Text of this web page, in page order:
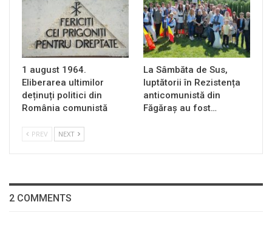
1 august 1964.
Eliberarea ultimilor
deținuți politici din
România comunistă
La Sâmbăta de Sus,
luptătorii în Rezistența
anticomunistă din
Făgăraș au fost…
PREV NEXT
2 COMMENTS